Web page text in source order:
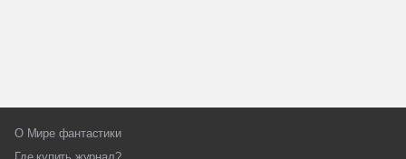
О Мире фантастики